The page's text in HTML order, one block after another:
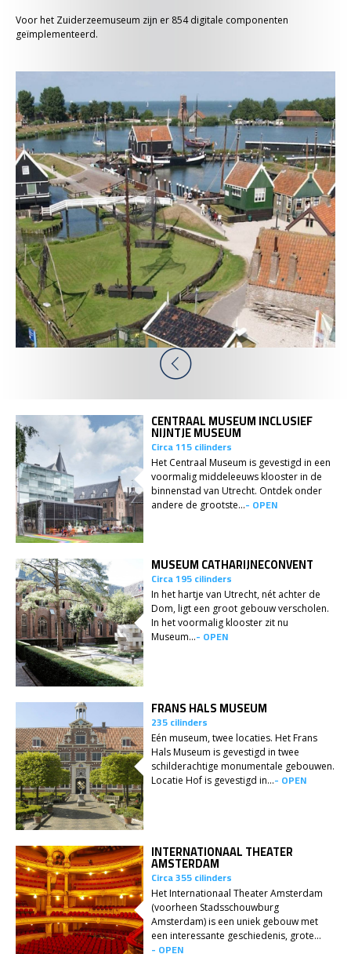
Voor het Zuiderzeemuseum zijn er 854 digitale componenten
geïmplementeerd.
CENTRAAL MUSEUM INCLUSIEF
NIJNTJE MUSEUM
Circa 115 cilinders
Het Centraal Museum is gevestigd in een
voormalig middeleeuws klooster in de
binnenstad van Utrecht. Ontdek onder
andere de grootste...- OPEN
MUSEUM CATHARIJNECONVENT
Circa 195 cilinders
In het hartje van Utrecht, nét achter de
Dom, ligt een groot gebouw verscholen.
In het voormalig klooster zit nu
Museum...- OPEN
FRANS HALS MUSEUM
235 cilinders
Eén museum, twee locaties. Het Frans
Hals Museum is gevestigd in twee
schilderachtige monumentale gebouwen.
Locatie Hof is gevestigd in...- OPEN
INTERNATIONAAL THEATER
AMSTERDAM
Circa 355 cilinders
Het Internationaal Theater Amsterdam
(voorheen Stadsschouwburg
Amsterdam) is een uniek gebouw met
een interessante geschiedenis, grote...
- OPEN